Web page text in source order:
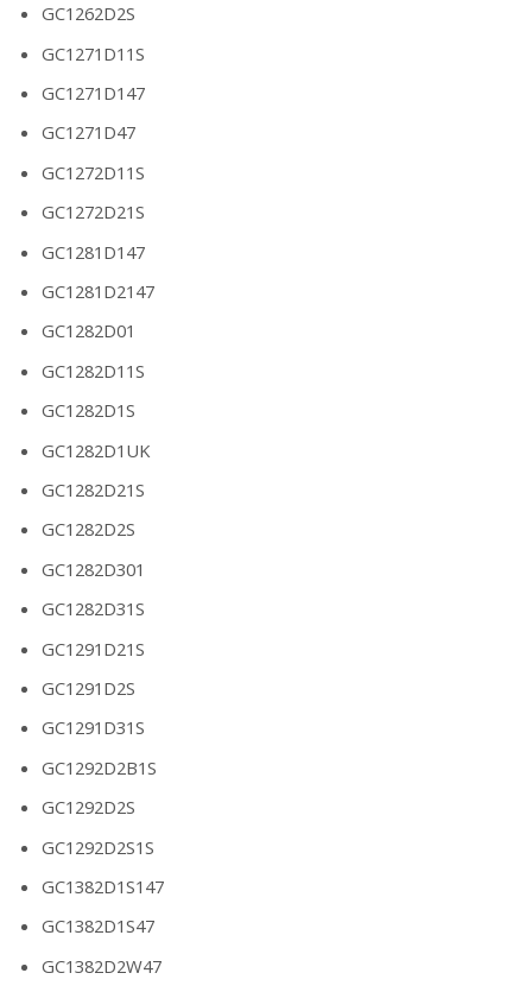
GC1262D2S
GC1271D11S
GC1271D147
GC1271D47
GC1272D11S
GC1272D21S
GC1281D147
GC1281D2147
GC1282D01
GC1282D11S
GC1282D1S
GC1282D1UK
GC1282D21S
GC1282D2S
GC1282D301
GC1282D31S
GC1291D21S
GC1291D2S
GC1291D31S
GC1292D2B1S
GC1292D2S
GC1292D2S1S
GC1382D1S147
GC1382D1S47
GC1382D2W47